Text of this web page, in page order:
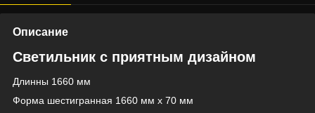
Описание
Светильник с приятным дизайном
Длинны 1660 мм
Форма шестигранная 1660 мм х 70 мм